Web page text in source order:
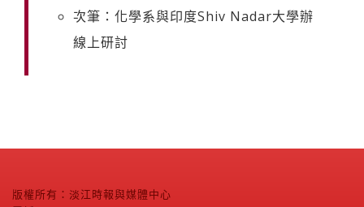
次筆：化學系與印度Shiv Nadar大學辦
線上研討
版權所有：淡江時報與媒體中心